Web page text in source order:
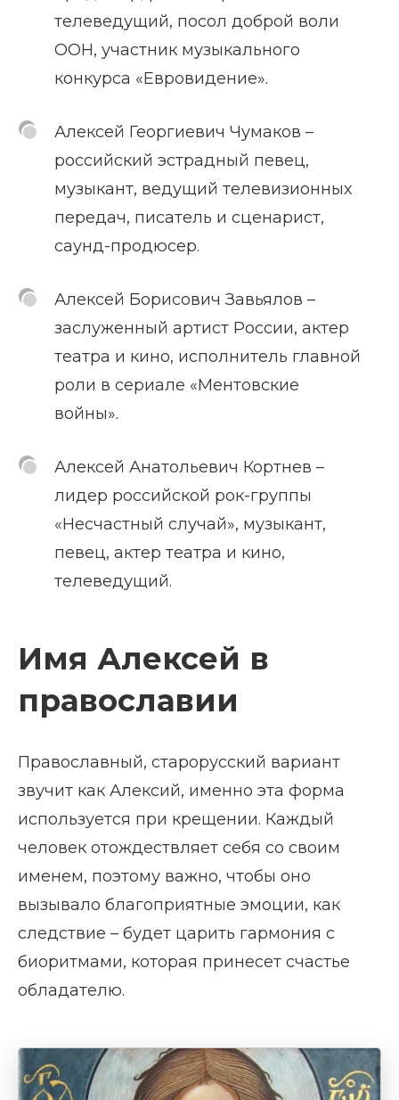
телеведущий, посол доброй воли
ООН, участник музыкального
конкурса «Евровидение».
Алексей Георгиевич Чумаков –
российский эстрадный певец,
музыкант, ведущий телевизионных
передач, писатель и сценарист,
саунд-продюсер.
Алексей Борисович Завьялов –
заслуженный артист России, актер
театра и кино, исполнитель главной
роли в сериале «Ментовские
войны».
Алексей Анатольевич Кортнев –
лидер российской рок-группы
«Несчастный случай», музыкант,
певец, актер театра и кино,
телеведущий.
Имя Алексей в
православии
Православный, старорусский вариант
звучит как Алексий, именно эта форма
используется при крещении. Каждый
человек отождествляет себя со своим
именем, поэтому важно, чтобы оно
вызывало благоприятные эмоции, как
следствие – будет царить гармония с
биоритмами, которая принесет счастье
обладателю.